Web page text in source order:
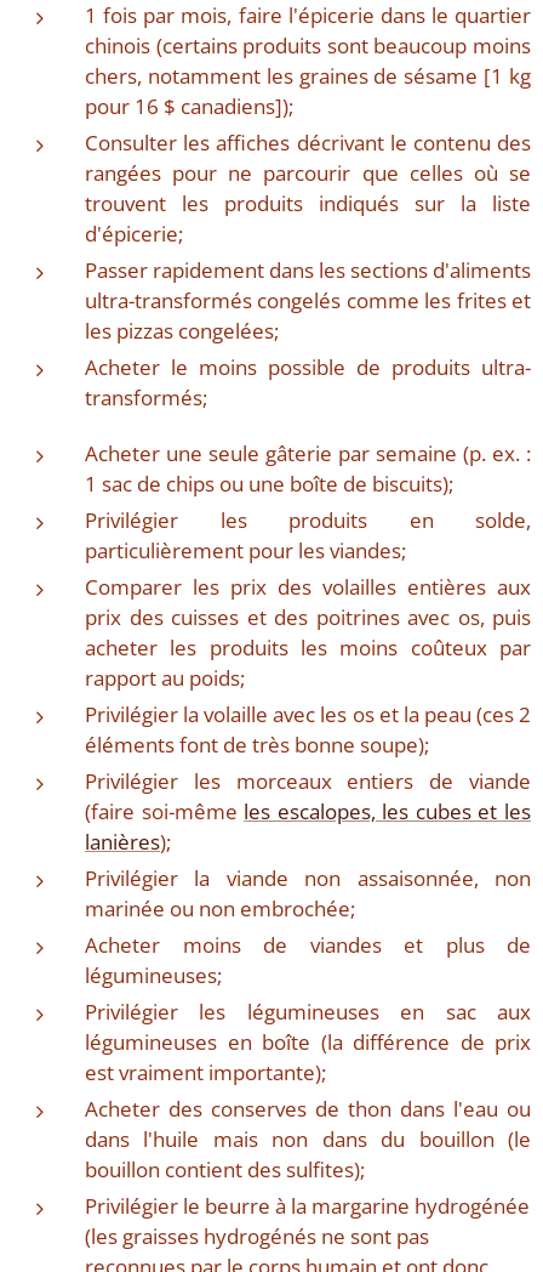
1 fois par mois, faire l'épicerie dans le quartier
chinois (certains produits sont beaucoup moins
chers, notamment les graines de sésame [1 kg
pour 16 $ canadiens]);
Consulter les affiches décrivant le contenu des
rangées pour ne parcourir que celles où se
trouvent les produits indiqués sur la liste
d'épicerie;
Passer rapidement dans les sections d'aliments
ultra-transformés congelés comme les frites et
les pizzas congelées;
Acheter le moins possible de produits ultra-
transformés;
Acheter une seule gâterie par semaine (p. ex. :
1 sac de chips ou une boîte de biscuits);
Privilégier les produits en solde,
particulièrement pour les viandes;
Comparer les prix des volailles entières aux
prix des cuisses et des poitrines avec os, puis
acheter les produits les moins coûteux par
rapport au poids;
Privilégier la volaille avec les os et la peau (ces 2
éléments font de très bonne soupe);
Privilégier les morceaux entiers de viande
(faire soi-même les escalopes, les cubes et les
lanières);
Privilégier la viande non assaisonnée, non
marinée ou non embrochée;
Acheter moins de viandes et plus de
légumineuses;
Privilégier les légumineuses en sac aux
légumineuses en boîte (la différence de prix
est vraiment importante);
Acheter des conserves de thon dans l'eau ou
dans l'huile mais non dans du bouillon (le
bouillon contient des sulfites);
Privilégier le beurre à la margarine hydrogénée
(les graisses hydrogénés ne sont pas